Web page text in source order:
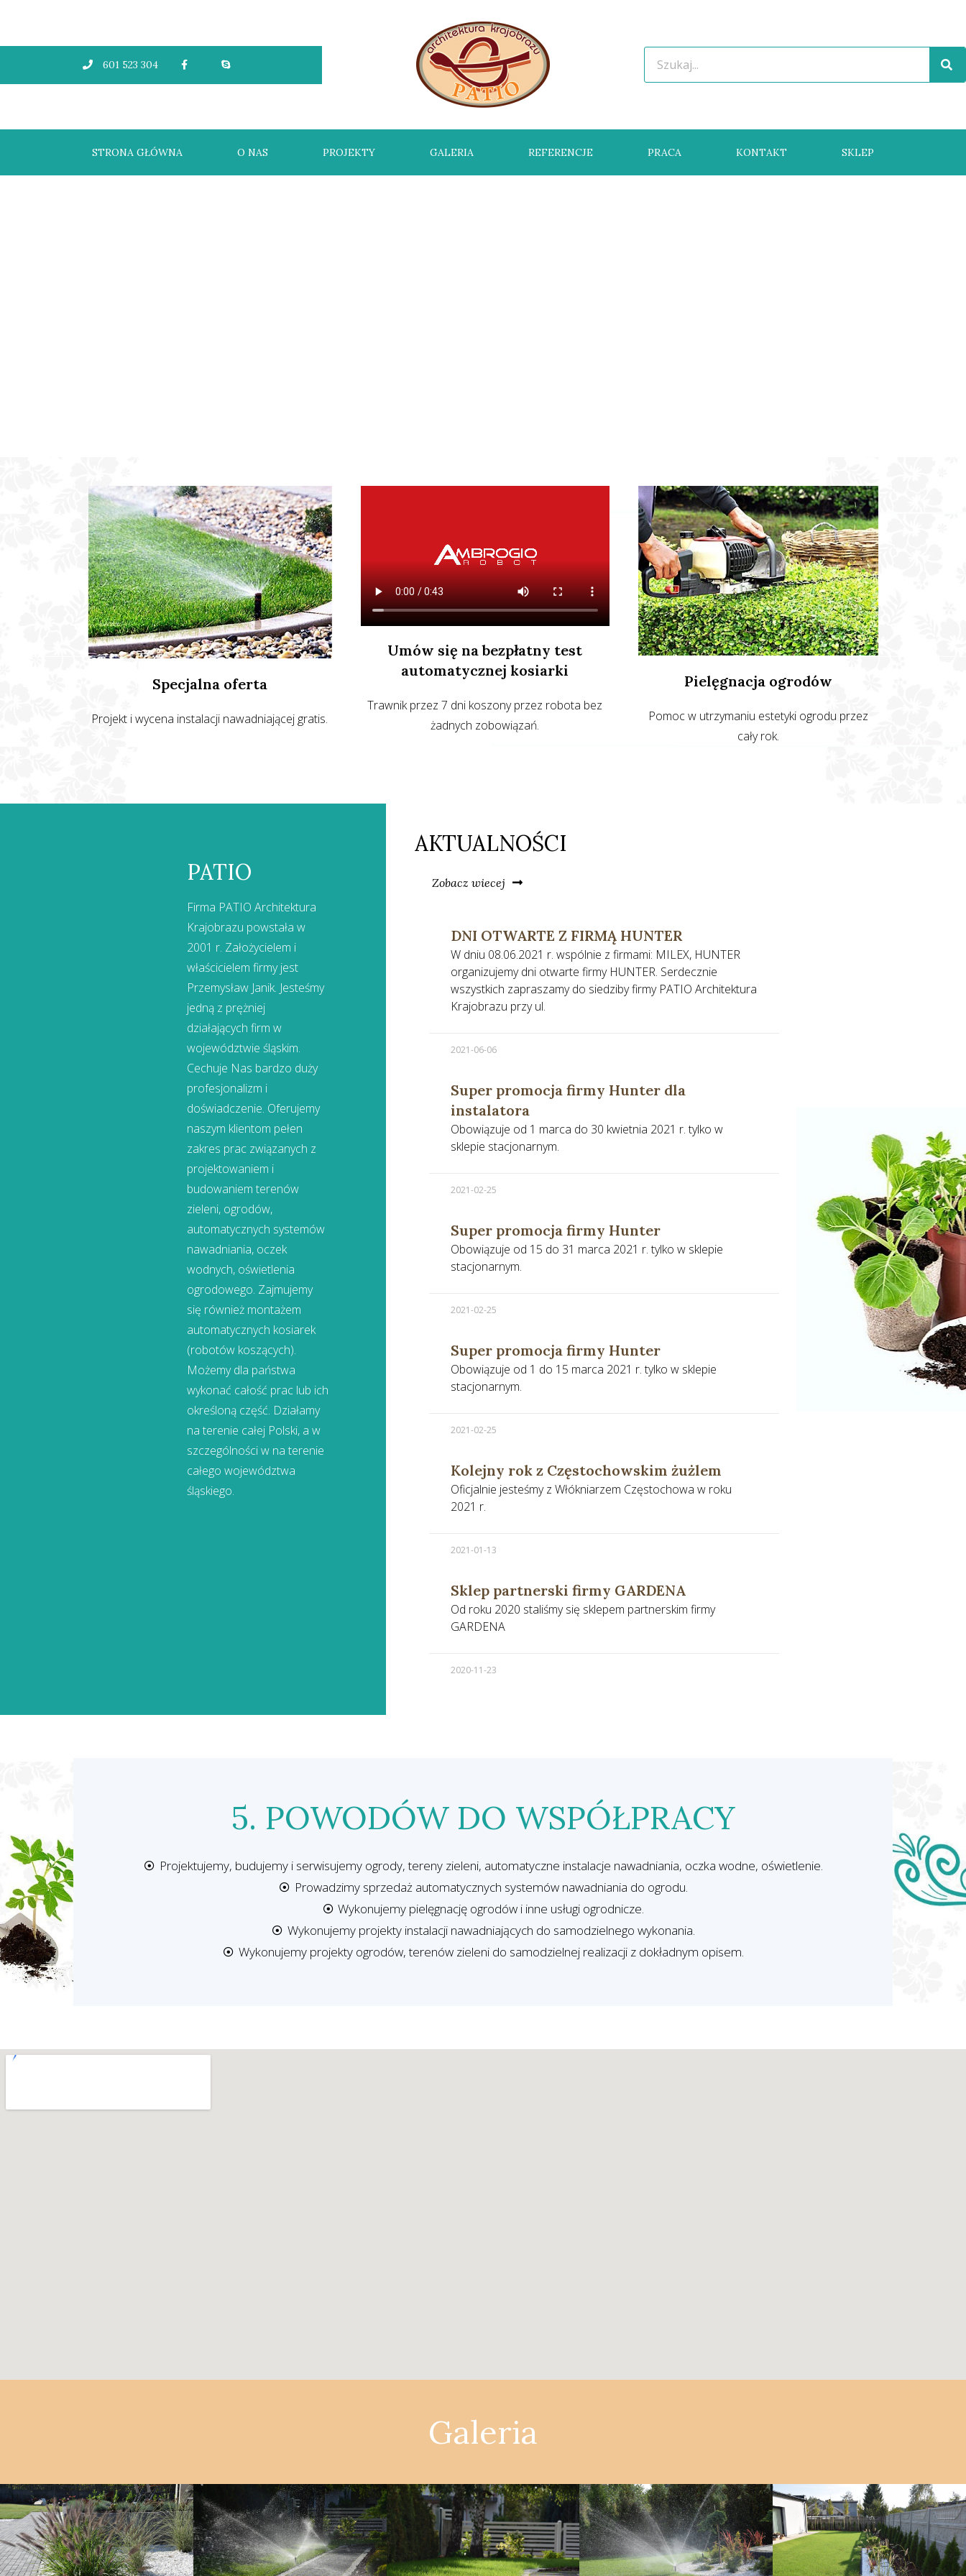
601 523 304
STRONA GŁÓWNA O NAS PROJEKTY GALERIA REFERENCJE PRACA KONTAKT SKLEP
Specjalna oferta
Projekt i wycena instalacji nawadniającej gratis.
Umów się na bezpłatny test
automatycznej kosiarki
Trawnik przez 7 dni koszony przez robota bez
żadnych zobowiązań.
Pielęgnacja ogrodów
Pomoc w utrzymaniu estetyki ogrodu przez
cały rok.
PATIO
Firma PATIO Architektura
Krajobrazu powstała w
2001 r. Założycielem i
właścicielem firmy jest
Przemysław Janik. Jesteśmy
jedną z prężniej
działających firm w
województwie śląskim.
Cechuje Nas bardzo duży
profesjonalizm i
doświadczenie. Oferujemy
naszym klientom pełen
zakres prac związanych z
projektowaniem i
budowaniem terenów
zieleni, ogrodów,
automatycznych systemów
nawadniania, oczek
wodnych, oświetlenia
ogrodowego. Zajmujemy
się również montażem
automatycznych kosiarek
(robotów koszących).
Możemy dla państwa
wykonać całość prac lub ich
określoną część. Działamy
na terenie całej Polski, a w
szczególności w na terenie
całego województwa
śląskiego.
AKTUALNOŚCI
Zobacz wiecej
DNI OTWARTE Z FIRMĄ HUNTER
W dniu 08.06.2021 r. wspólnie z firmami: MILEX, HUNTER
organizujemy dni otwarte firmy HUNTER. Serdecznie
wszystkich zapraszamy do siedziby firmy PATIO Architektura
Krajobrazu przy ul.
2021-06-06
Super promocja firmy Hunter dla
instalatora
Obowiązuje od 1 marca do 30 kwietnia 2021 r. tylko w
sklepie stacjonarnym.
2021-02-25
Super promocja firmy Hunter
Obowiązuje od 15 do 31 marca 2021 r. tylko w sklepie
stacjonarnym.
2021-02-25
Super promocja firmy Hunter
Obowiązuje od 1 do 15 marca 2021 r. tylko w sklepie
stacjonarnym.
2021-02-25
Kolejny rok z Częstochowskim żużlem
Oficjalnie jesteśmy z Włókniarzem Częstochowa w roku
2021 r.
2021-01-13
Sklep partnerski firmy GARDENA
Od roku 2020 staliśmy się sklepem partnerskim firmy
GARDENA
2020-11-23
5. POWODÓW DO WSPÓŁPRACY
Projektujemy, budujemy i serwisujemy ogrody, tereny zieleni, automatyczne instalacje nawadniania, oczka wodne, oświetlenie.
Prowadzimy sprzedaż automatycznych systemów nawadniania do ogrodu.
Wykonujemy pielęgnację ogrodów i inne usługi ogrodnicze.
Wykonujemy projekty instalacji nawadniających do samodzielnego wykonania.
Wykonujemy projekty ogrodów, terenów zieleni do samodzielnej realizacji z dokładnym opisem.
Galeria